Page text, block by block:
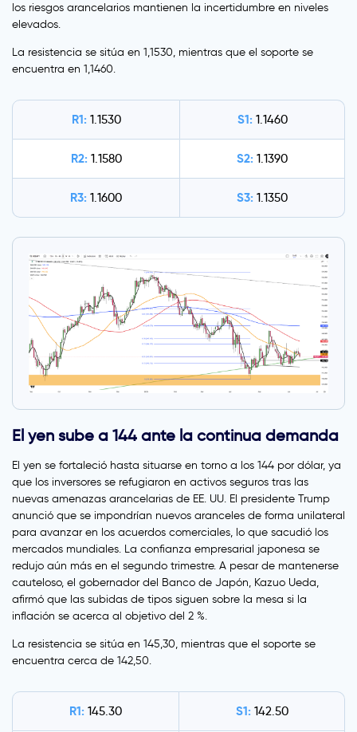
los riesgos arancelarios mantienen la incertidumbre en niveles
elevados.
La resistencia se sitúa en 1,1530, mientras que el soporte se
encuentra en 1,1460.
R1: 1.1530 S1: 1.1460
R2: 1.1580 S2: 1.1390
R3: 1.1600 S3: 1.1350
El yen sube a 144 ante la continua demanda
El yen se fortaleció hasta situarse en torno a los 144 por dólar, ya
que los inversores se refugiaron en activos seguros tras las
nuevas amenazas arancelarias de EE. UU. El presidente Trump
anunció que se impondrían nuevos aranceles de forma unilateral
para avanzar en los acuerdos comerciales, lo que sacudió los
mercados mundiales. La confianza empresarial japonesa se
redujo aún más en el segundo trimestre. A pesar de mantenerse
cauteloso, el gobernador del Banco de Japón, Kazuo Ueda,
afirmó que las subidas de tipos siguen sobre la mesa si la
inflación se acerca al objetivo del 2 %.
La resistencia se sitúa en 145,30, mientras que el soporte se
encuentra cerca de 142,50.
R1: 145.30 S1: 142.50